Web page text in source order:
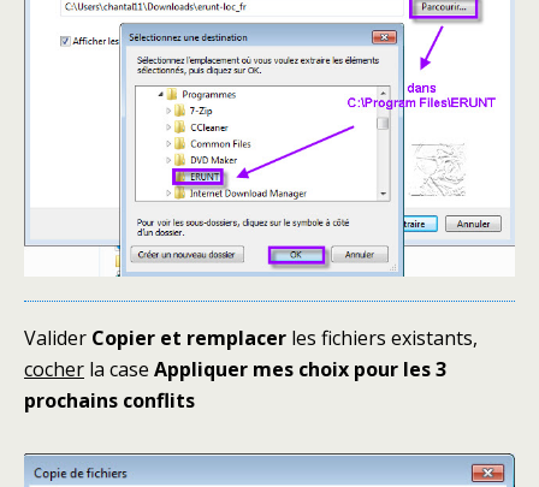
Valider Copier et remplacer les fichiers existants,
cocher la case Appliquer mes choix pour les 3
prochains conflits